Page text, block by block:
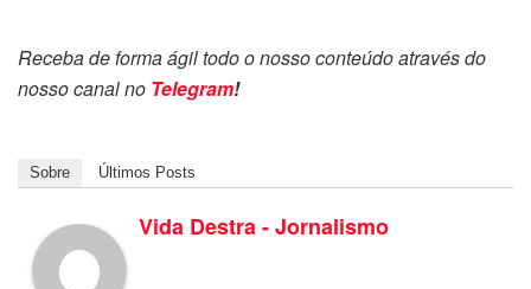
Receba de forma ágil todo o nosso conteúdo através do
nosso canal no Telegram!
Sobre Últimos Posts
Vida Destra - Jornalismo